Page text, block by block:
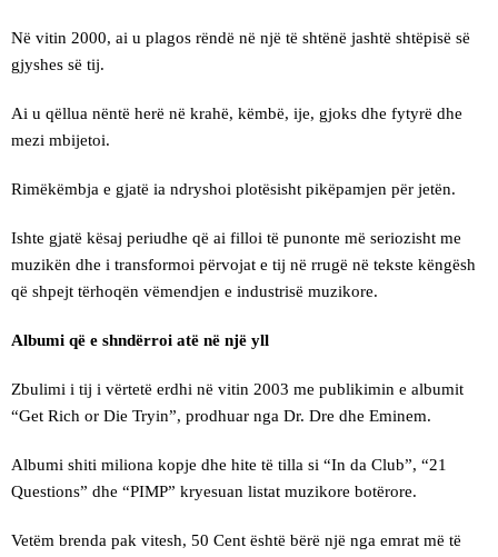
Në vitin 2000, ai u plagos rëndë në një të shtënë jashtë shtëpisë së
gjyshes së tij.
Ai u qëllua nëntë herë në krahë, këmbë, ije, gjoks dhe fytyrë dhe
mezi mbijetoi.
Rimëkëmbja e gjatë ia ndryshoi plotësisht pikëpamjen për jetën.
Ishte gjatë kësaj periudhe që ai filloi të punonte më seriozisht me
muzikën dhe i transformoi përvojat e tij në rrugë në tekste këngësh
që shpejt tërhoqën vëmendjen e industrisë muzikore.
Albumi që e shndërroi atë në një yll
Zbulimi i tij i vërtetë erdhi në vitin 2003 me publikimin e albumit
“Get Rich or Die Tryin”, prodhuar nga Dr. Dre dhe Eminem.
Albumi shiti miliona kopje dhe hite të tilla si “In da Club”, “21
Questions” dhe “PIMP” kryesuan listat muzikore botërore.
Vetëm brenda pak vitesh, 50 Cent është bërë një nga emrat më të